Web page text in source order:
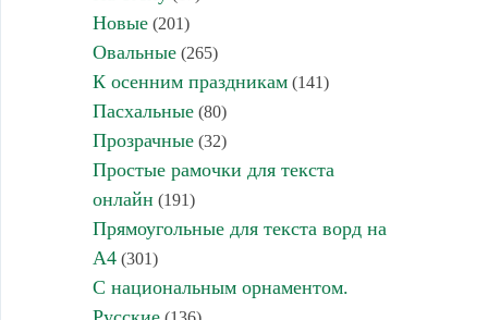
Новые(201)
Овальные(265)
К осенним праздникам(141)
Пасхальные(80)
Прозрачные(32)
Простые рамочки для текста
онлайн (191)
Прямоугольные для текста ворд на
А4(301)
С национальным орнаментом.